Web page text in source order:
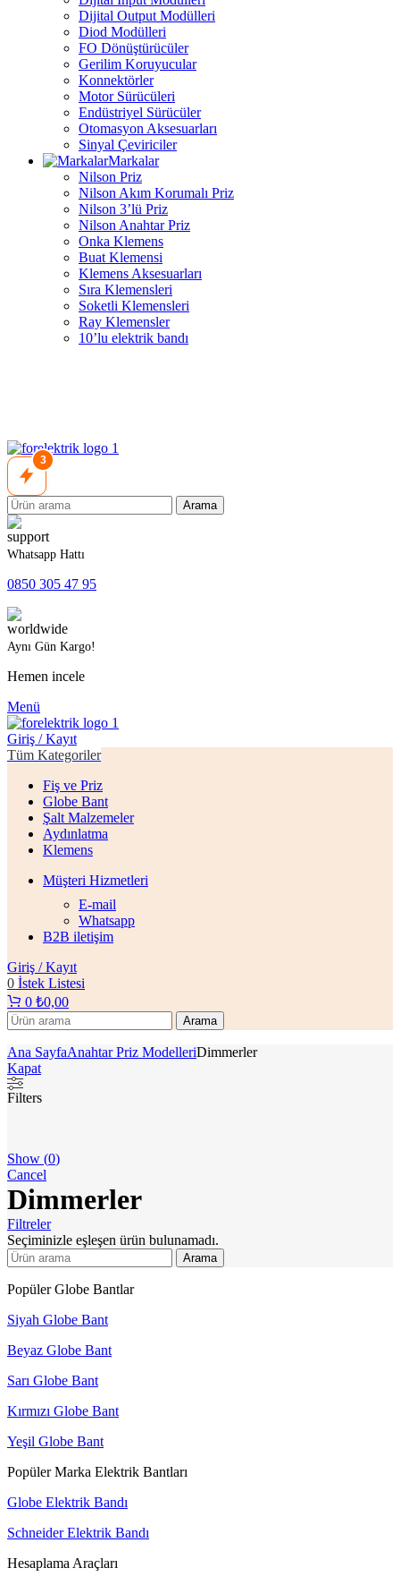
Dijital Output Modülleri
Diod Modülleri
FO Dönüştürücüler
Gerilim Koruyucular
Konnektörler
Motor Sürücüleri
Endüstriyel Sürücüler
Otomasyon Aksesuarları
Sinyal Çeviriciler
Markalar
Nilson Priz
Nilson Akım Korumalı Priz
Nilson 3’lü Priz
Nilson Anahtar Priz
Onka Klemens
Buat Klemensi
Klemens Aksesuarları
Sıra Klemensleri
Soketli Klemensleri
Ray Klemensler
10’lu elektrik bandı
3
Arama
Whatsapp Hattı
0850 305 47 95
Aynı Gün Kargo!
Hemen incele
Menü
Giriş / Kayıt
Tüm Kategoriler
Fiş ve Priz
Globe Bant
Şalt Malzemeler
Aydınlatma
Klemens
Müşteri Hizmetleri
E-mail
Whatsapp
B2B iletişim
Giriş / Kayıt
0 İstek Listesi
0 ₺0,00
Arama
Ana SayfaAnahtar Priz ModelleriDimmerler
Kapat
Filters
Show (0)
Cancel
Dimmerler
Filtreler
Seçiminizle eşleşen ürün bulunamadı.
Arama
Popüler Globe Bantlar
Siyah Globe Bant
Beyaz Globe Bant
Sarı Globe Bant
Kırmızı Globe Bant
Yeşil Globe Bant
Popüler Marka Elektrik Bantları
Globe Elektrik Bandı
Schneider Elektrik Bandı
Hesaplama Araçları